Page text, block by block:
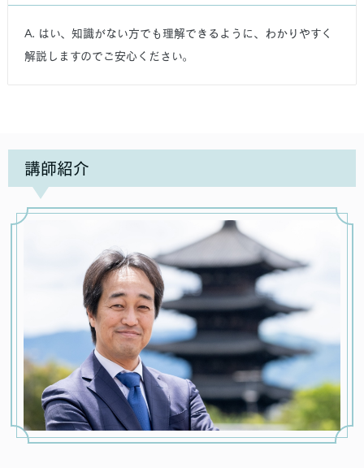
A. はい、知識がない方でも理解できるように、わかりやすく
解説しますのでご安心ください。
講師紹介